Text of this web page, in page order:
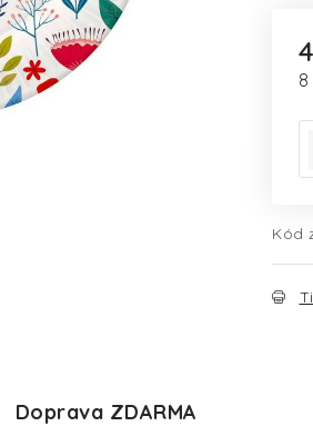
Kód
Doprava ZDARMA